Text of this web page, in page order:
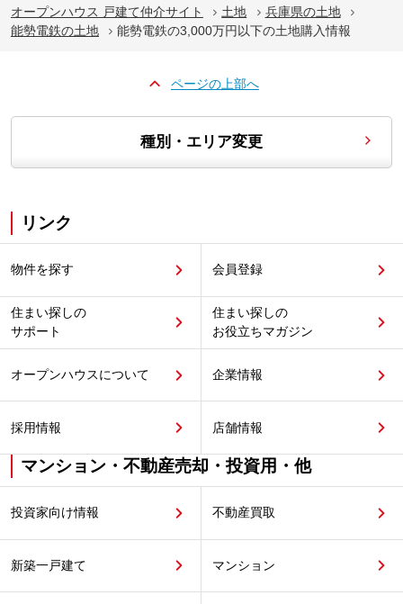
オープンハウス 戸建て仲介サイト 土地
兵庫県の土地
能勢電鉄の土地
能勢電鉄の3,000万円以下の土地購入情報
ページの上部へ
種別・エリア変更
リンク
物件を探す 会員登録
住まい探しの
サポート
住まい探しの
お役立ちマガジン
オープンハウスについて 企業情報
採用情報 店舗情報
マンション・不動産売却・投資用・他
投資家向け情報 不動産買取
新築一戸建て マンション